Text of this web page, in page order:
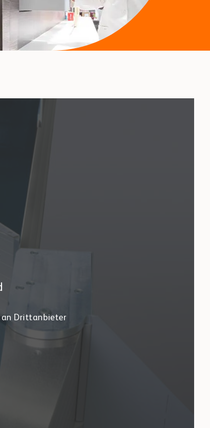
an Drittanbieter